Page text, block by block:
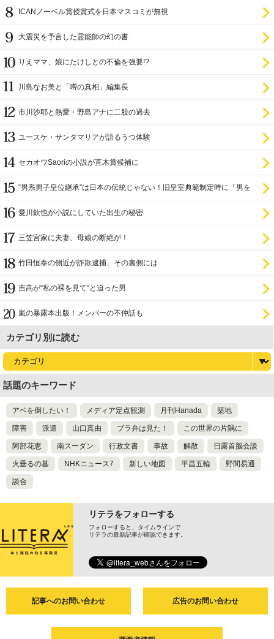
ICANノーベル賞授賞式を日本マスコミが無視
大震災を予言した霊能師の幻の書
りえママ、娘にたけしとの不倫を強要!?
川島なお美と「噂の真相」編集長
市川沙耶と熱愛・野島アナに二股の過去
ユースケ・サンタマリアが語るうつ体験
セカオワSaoriの小説が直木賞候補に
“男系男子皇位継承”は日本の伝統じゃない！旧皇室典範制定時に「男を
愛川欽也が小説にしていた出生の秘密
三笠宮家に夫妻、母娘の断絶が！
竹田恒泰の側近が詐欺逮捕、その裏側には
吉高が“私の裸を見て”と迫った男
嵐の暴露本出版！メンバーの不仲話も
カテゴリ別に読む
話題のキーワード
アベを倒したい！ メディア定点観測 月刊Hanada 築地
障害 派遣 山口真由 ブラ弁は見た！ この世界の片隅に
阿部花恵 南スーダン 行政文書 事故 解散 日露首脳会談
火垂るの墓 NHKニュース7 新しい地図 平昌五輪 野間易通
談合
リテラをフォローする
フォローすると、タイムラインで
リテラの最新記事が確認できます。
記事へのお問い合わせ 広告のお問い合わせ